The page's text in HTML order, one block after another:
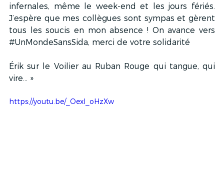
infernales, même le week-end et les jours fériés.
J’espère que mes collègues sont sympas et gèrent
tous les soucis en mon absence ! On avance vers
#UnMondeSansSida, merci de votre solidarité
Érik sur le Voilier au Ruban Rouge qui tangue, qui
vire… »
https://youtu.be/_OexI_oHzXw